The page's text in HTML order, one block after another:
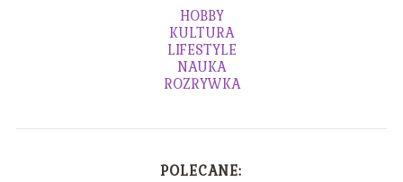
HOBBY
KULTURA
LIFESTYLE
NAUKA
ROZRYWKA
POLECANE: